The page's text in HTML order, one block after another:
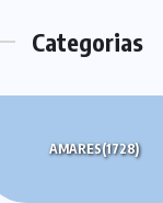
Categorias
AMARES(1728)